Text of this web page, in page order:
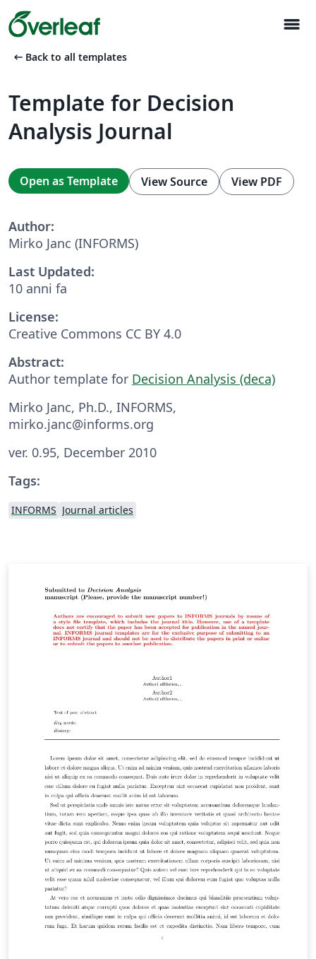
menu
arrow_left_alt Back to all templates
Template for Decision
Analysis Journal
Open as Template View Source View PDF
Author:
Mirko Janc (INFORMS)
Last Updated:
10 anni fa
License:
Creative Commons CC BY 4.0
Abstract:
Author template for Decision Analysis (deca)
Mirko Janc, Ph.D., INFORMS,
mirko.janc@informs.org
ver. 0.95, December 2010
Tags:
INFORMS Journal articles